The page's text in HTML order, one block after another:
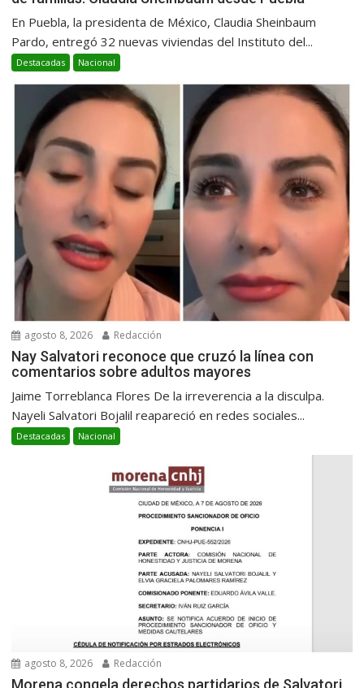
En Puebla, la presidenta de México, Claudia Sheinbaum
Pardo, entregó 32 nuevas viviendas del Instituto del...
Destacadas Nacional
agosto 8, 2026 Redacción
Nay Salvatori reconoce que cruzó la línea con
comentarios sobre adultos mayores
Jaime Torreblanca Flores De la irreverencia a la disculpa.
Nayeli Salvatori Bojalil reapareció en redes sociales...
Destacadas Nacional
agosto 8, 2026 Redacción
Morena congela derechos partidarios de Salvatori